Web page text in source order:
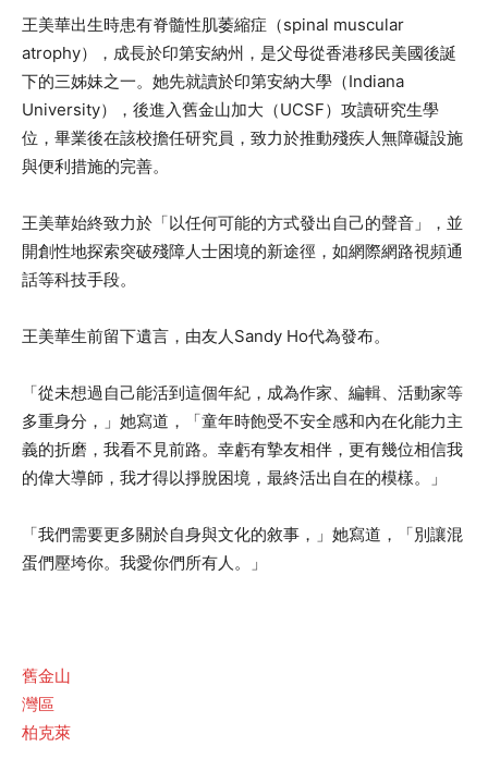
王美華出生時患有脊髓性肌萎縮症（spinal muscular
atrophy），成長於印第安納州，是父母從香港移民美國後誕
下的三姊妹之一。她先就讀於印第安納大學（Indiana
University），後進入舊金山加大（UCSF）攻讀研究生學
位，畢業後在該校擔任研究員，致力於推動殘疾人無障礙設施
與便利措施的完善。
王美華始終致力於「以任何可能的方式發出自己的聲音」，並
開創性地探索突破殘障人士困境的新途徑，如網際網路視頻通
話等科技手段。
王美華生前留下遺言，由友人Sandy Ho代為發布。
「從未想過自己能活到這個年紀，成為作家、編輯、活動家等
多重身分，」她寫道，「童年時飽受不安全感和內在化能力主
義的折磨，我看不見前路。幸虧有摯友相伴，更有幾位相信我
的偉大導師，我才得以掙脫困境，最終活出自在的模樣。」
「我們需要更多關於自身與文化的敘事，」她寫道，「別讓混
蛋們壓垮你。我愛你們所有人。」
舊金山
灣區
柏克萊